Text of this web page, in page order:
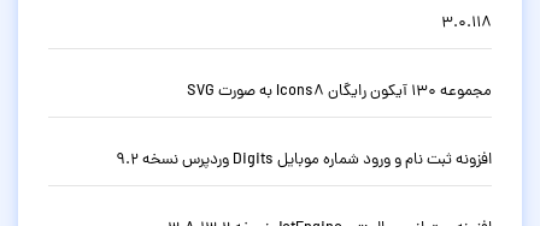
3.0.118
مجموعه 130 آیکون رایگان Icons8 به صورت SVG
افزونه ثبت نام و ورود شماره موبایل Digits وردپرس نسخه 9.2